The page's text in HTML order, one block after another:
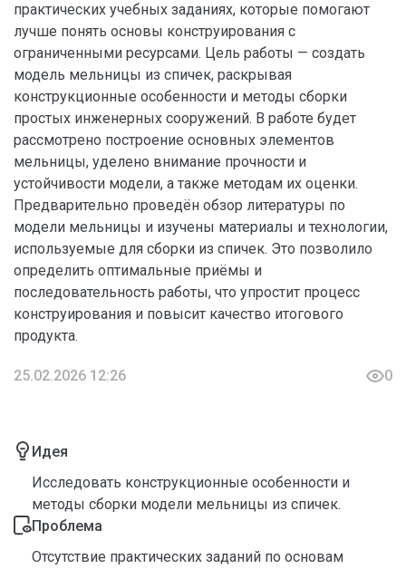
практических учебных заданиях, которые помогают
лучше понять основы конструирования с
ограниченными ресурсами. Цель работы — создать
модель мельницы из спичек, раскрывая
конструкционные особенности и методы сборки
простых инженерных сооружений. В работе будет
рассмотрено построение основных элементов
мельницы, уделено внимание прочности и
устойчивости модели, а также методам их оценки.
Предварительно проведён обзор литературы по
модели мельницы и изучены материалы и технологии,
используемые для сборки из спичек. Это позволило
определить оптимальные приёмы и
последовательность работы, что упростит процесс
конструирования и повысит качество итогового
продукта.
25.02.2026 12:26 0
Идея
Исследовать конструкционные особенности и
методы сборки модели мельницы из спичек.
Проблема
Отсутствие практических заданий по основам